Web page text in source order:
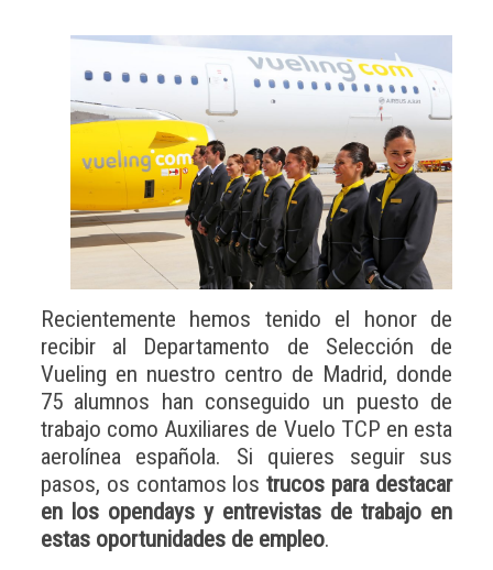
Recientemente hemos tenido el honor de
recibir al Departamento de Selección de
Vueling en nuestro centro de Madrid, donde
75 alumnos han conseguido un puesto de
trabajo como Auxiliares de Vuelo TCP en esta
aerolínea española. Si quieres seguir sus
pasos, os contamos lostrucos para destacar
en los opendays y entrevistas de trabajo en
estas oportunidades de empleo.